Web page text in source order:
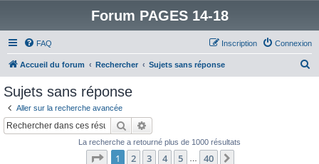
Forum PAGES 14-18
FAQ Connexion
Inscription
Accueil du forum Rechercher Sujets sans réponse
Sujets sans réponse
Aller sur la recherche avancée
Rechercher
La recherche a retourné plus de 1000 résultats
Page 1sur40
1 2 3 4 5 40